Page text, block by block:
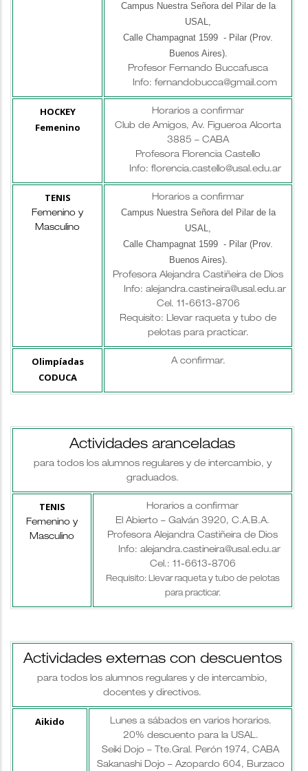
Campus Nuestra Señora del Pilar de la
USAL,
Calle Champagnat 1599 - Pilar (Prov.
Buenos Aires).
Profesor Fernando Buccafusca
Info: fernandobucca@gmail.com
HOCKEY
Femenino
Horarios a confirmar
Club de Amigos, Av. Figueroa Alcorta
3885 – CABA
Profesora Florencia Castello
Info: florencia.castello@usal.edu.ar
TENIS
Femenino y
Masculino
Horarios a confirmar
Campus Nuestra Señora del Pilar de la
USAL,
Calle Champagnat 1599 - Pilar (Prov.
Buenos Aires).
Profesora Alejandra Castiñeira de Dios
Info: alejandra.castineira@usal.edu.ar
Cel. 11-6613-8706
Requisito: Llevar raqueta y tubo de
pelotas para practicar.
Olimpíadas
CODUCA
A confirmar.
Actividades aranceladas
para todos los alumnos regulares y de intercambio, y
graduados.
TENIS
Femenino y
Masculino
Horarios a confirmar
El Abierto – Galván 3920, C.A.B.A.
Profesora Alejandra Castiñeira de Dios
Info: alejandra.castineira@usal.edu.ar
Cel.: 11-6613-8706
Requisito: Llevar raqueta y tubo de pelotas
para practicar.
Actividades externas con descuentos
para todos los alumnos regulares y de intercambio,
docentes y directivos.
Aikido
Lunes a sábados en varios horarios.
20% descuento para la USAL.
Seiki Dojo – Tte.Gral. Perón 1974, CABA
Sakanashi Dojo – Azopardo 604, Burzaco